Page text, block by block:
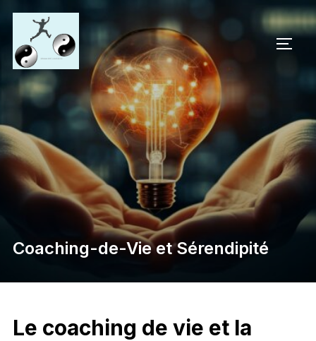
Aller
contenu
Coaching-de-Vie et Sérendipité
Le coaching de vie et la